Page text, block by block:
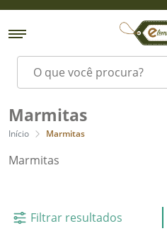
Marmitas
Início Marmitas
Marmitas
Filtrar resultados